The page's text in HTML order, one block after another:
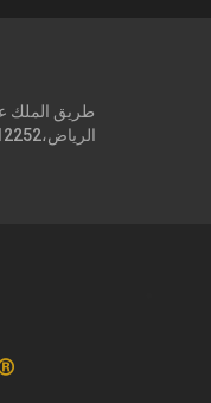
الرياض،12252، المملكة العربية السعودية